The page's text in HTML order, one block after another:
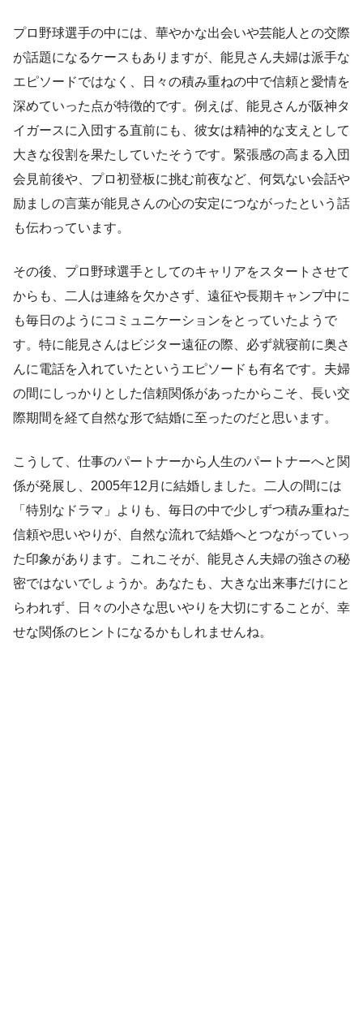
プロ野球選手の中には、華やかな出会いや芸能人との交際
が話題になるケースもありますが、能見さん夫婦は派手な
エピソードではなく、日々の積み重ねの中で信頼と愛情を
深めていった点が特徴的です。例えば、能見さんが阪神タ
イガースに入団する直前にも、彼女は精神的な支えとして
大きな役割を果たしていたそうです。緊張感の高まる入団
会見前後や、プロ初登板に挑む前夜など、何気ない会話や
励ましの言葉が能見さんの心の安定につながったという話
も伝わっています。
その後、プロ野球選手としてのキャリアをスタートさせて
からも、二人は連絡を欠かさず、遠征や長期キャンプ中に
も毎日のようにコミュニケーションをとっていたようで
す。特に能見さんはビジター遠征の際、必ず就寝前に奥さ
んに電話を入れていたというエピソードも有名です。夫婦
の間にしっかりとした信頼関係があったからこそ、長い交
際期間を経て自然な形で結婚に至ったのだと思います。
こうして、仕事のパートナーから人生のパートナーへと関
係が発展し、2005年12月に結婚しました。二人の間には
「特別なドラマ」よりも、毎日の中で少しずつ積み重ねた
信頼や思いやりが、自然な流れで結婚へとつながっていっ
た印象があります。これこそが、能見さん夫婦の強さの秘
密ではないでしょうか。あなたも、大きな出来事だけにと
らわれず、日々の小さな思いやりを大切にすることが、幸
せな関係のヒントになるかもしれませんね。